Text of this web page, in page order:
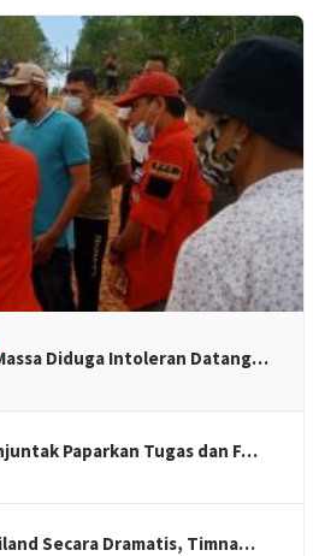
Diduga Intoleran Datang…
Paparkan Tugas dan F…
Secara Dramatis, Timna…